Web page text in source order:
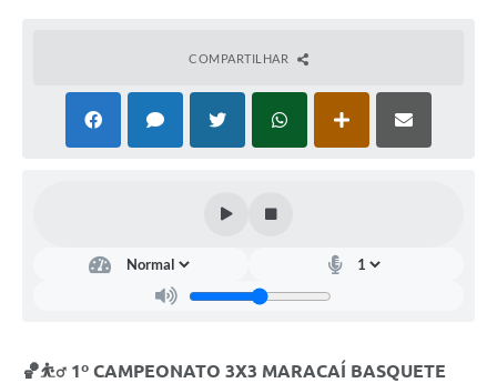
COMPARTILHAR
🏀⛹️‍♂️ 1º CAMPEONATO 3X3 MARACAÍ BASQUETE